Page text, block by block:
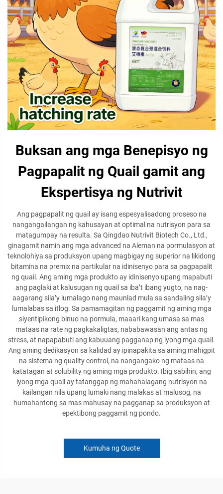
Buksan ang mga Benepisyo ng
Pagpapalit ng Quail gamit ang
Ekspertisya ng Nutrivit
Ang pagpapalit ng quail ay isang espesyalisadong proseso na
nangangailangan ng kahusayan at optimal na nutrisyon para sa
matagumpay na resulta. Sa Qingdao Nutrivit Biotech Co., Ltd.,
ginagamit namin ang mga advanced na Aleman na pormulasyon at
teknolohiya sa produksyon upang magbigay ng superior na likidong
bitamina na premix na partikular na idinisenyo para sa pagpapalit
ng quail. Ang aming mga produkto ay idinisenyo upang mapabuti
ang paglaki at kalusugan ng quail sa iba’t ibang yugto, na nag-
aagarang sila’y lumalago nang maunlad mula sa sandaling sila’y
lumalabas sa itlog. Sa pamamagitan ng paggamit ng aming mga
siyentipikong binuo na pormula, maaari kang umasa sa mas
mataas na rate ng pagkakaligtas, nababawasan ang antas ng
stress, at napapabuti ang kabuuang pagganap ng iyong mga quail.
Ang aming dedikasyon sa kalidad ay ipinapakita sa aming mahigpit
na sistema ng quality control, na nangangako ng mataas na
katatagan at solubility ng aming mga produkto. Ibig sabihin, ang
iyong mga quail ay tatanggap ng mahahalagang nutrisyon na
kailangan nila upang lumaki nang malakas at malusog, na
humahantong sa mas mahusay na pagganap sa produksyon at
epektibong paggamit ng pondo.
Kumuha ng Quote